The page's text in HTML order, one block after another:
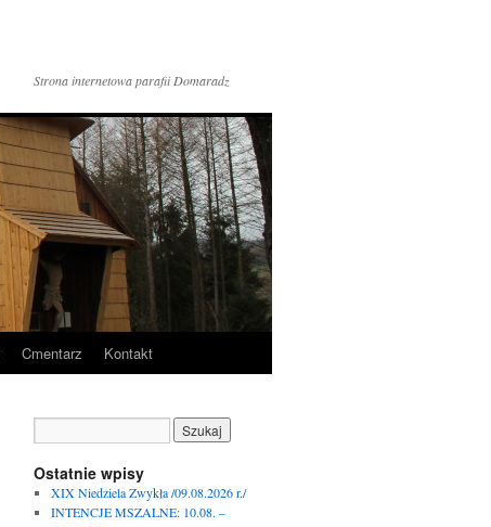
Strona internetowa parafii Domaradz
Cmentarz Kontakt
Ostatnie wpisy
XIX Niedziela Zwykła /09.08.2026 r./
INTENCJE MSZALNE: 10.08. –